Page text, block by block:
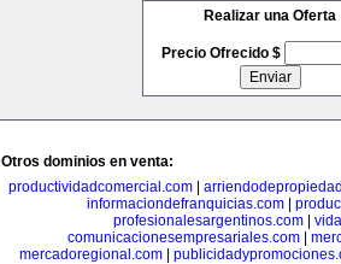
Realizar una Oferta
Precio Ofrecido $
Otros dominios en venta:
productividadcomercial.com
informaciondefranquicias.com
profesionalesargentinos.com|
comunicacionesempresariales.com
mercadoregional.com